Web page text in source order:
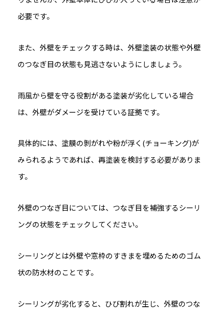
必要です。
また、外壁をチェックする時は、外壁塗装の状態や外壁
のつなぎ目の状態も見逃さないようにしましょう。
雨風から壁を守る役割がある塗装が劣化している場合
は、外壁がダメージを受けている証拠です。
具体的には、塗膜の剝がれや粉が浮く(チョーキング)が
みられるようであれば、再塗装を検討する必要がありま
す。
外壁のつなぎ目については、つなぎ目を補強するシーリ
ングの状態をチェックしてください。
シーリングとは外壁や窓枠のすきまを埋めるためのゴム
状の防水材のことです。
シーリングが劣化すると、ひび割れが生じ、外壁のつな